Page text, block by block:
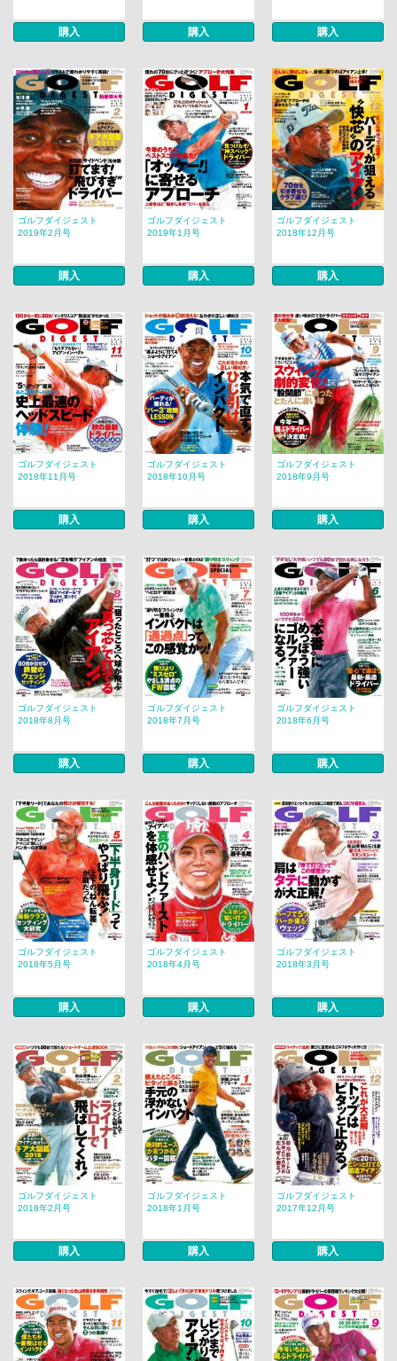
購入 購入 購入
ゴルフダイジェスト
2019年2月号
購入
ゴルフダイジェスト
2019年1月号
購入
ゴルフダイジェスト
2018年12月号
購入
ゴルフダイジェスト
2018年11月号
購入
ゴルフダイジェスト
2018年10月号
購入
ゴルフダイジェスト
2018年9月号
購入
ゴルフダイジェスト
2018年8月号
購入
ゴルフダイジェスト
2018年7月号
購入
ゴルフダイジェスト
2018年6月号
購入
ゴルフダイジェスト
2018年5月号
購入
ゴルフダイジェスト
2018年4月号
購入
ゴルフダイジェスト
2018年3月号
購入
ゴルフダイジェスト
2018年2月号
購入
ゴルフダイジェスト
2018年1月号
購入
ゴルフダイジェスト
2017年12月号
購入